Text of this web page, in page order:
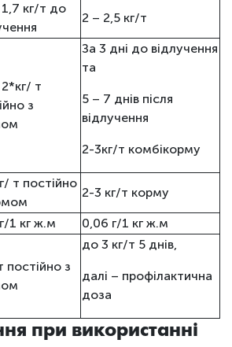
кг/т до
2 – 2,5 кг/т
т
з
За 3 дні до відлучення
та
5 – 7 днів після
відлучення
2-3кг/т комбікорму
т постійно
2-3 кг/т корму
1 кг ж.м 0,06 г/1 кг ж.м
постійно з
до 3 кг/т 5 днів,
далі – профілактична
доза
при використанні